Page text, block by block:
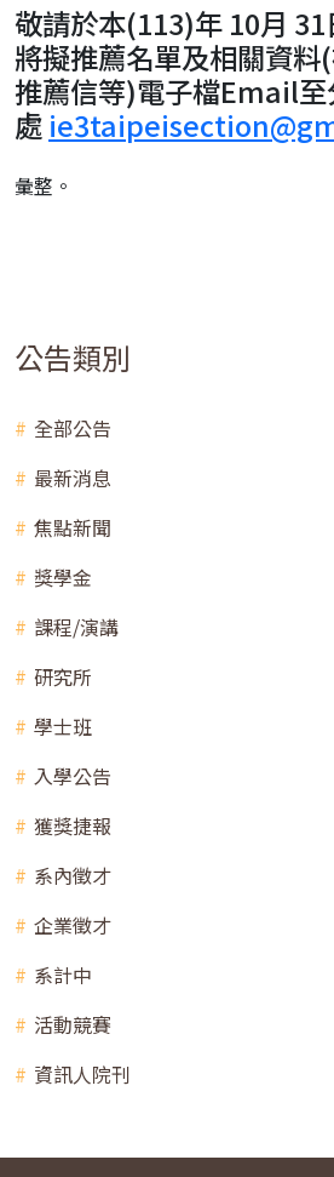
敬請於本(113)年 10月 31
將擬推薦名單及相關資料
推薦信等)電子檔Email至
處
彙整。
公告類別
全部公告
最新消息
焦點新聞
獎學金
課程/演講
研究所
學士班
入學公告
獲獎捷報
系內徵才
企業徵才
系計中
活動競賽
資訊人院刊